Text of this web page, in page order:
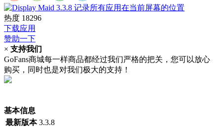
热度 18296
下载应用
赞助一下
× 支持我们
GoFans商城每一样商品都经过我们严格的把关，您可以放心
购买，同时也是对我们极大的支持！
基本信息
最新版本 3.3.8